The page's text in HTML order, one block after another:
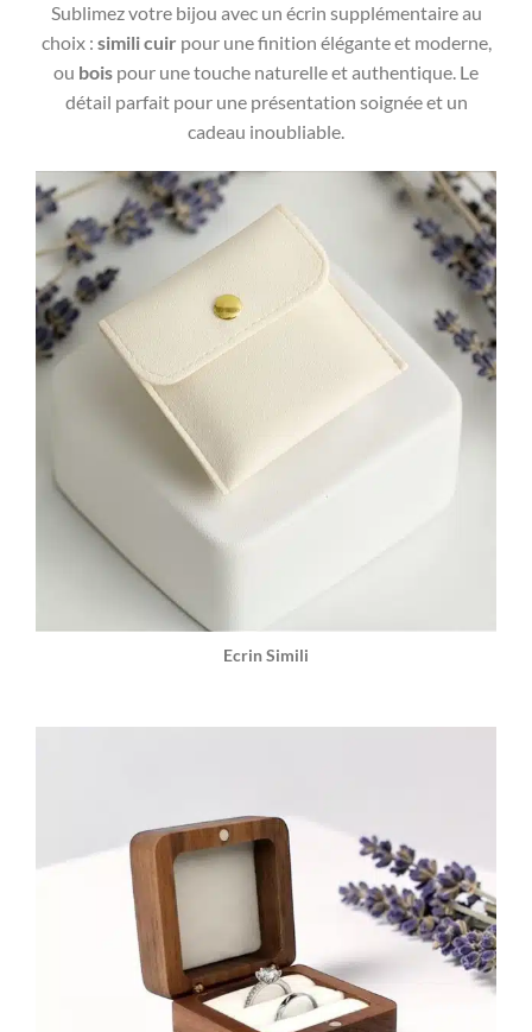
Sublimez votre bijou avec un écrin supplémentaire au
choix : simili cuir pour une finition élégante et moderne,
ou bois pour une touche naturelle et authentique. Le
détail parfait pour une présentation soignée et un
cadeau inoubliable.
Ecrin Simili